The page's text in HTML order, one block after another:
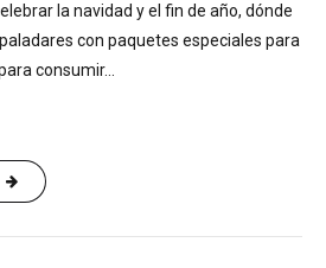
la navidad y el fin de año, dónde
con paquetes especiales para
consumir...